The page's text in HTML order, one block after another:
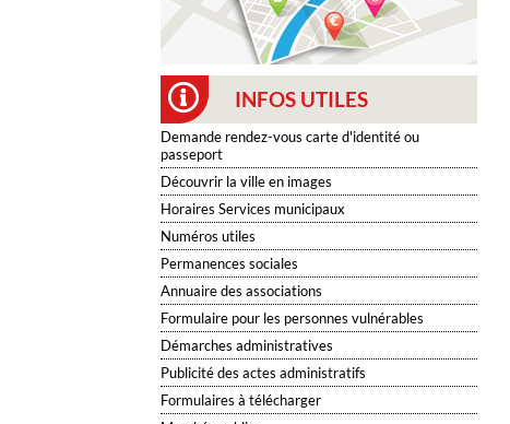
INFOS UTILES
Demande rendez-vous carte d'identité ou
passeport
Découvrir la ville en images
Horaires Services municipaux
Numéros utiles
Permanences sociales
Annuaire des associations
Formulaire pour les personnes vulnérables
Démarches administratives
Publicité des actes administratifs
Formulaires à télécharger